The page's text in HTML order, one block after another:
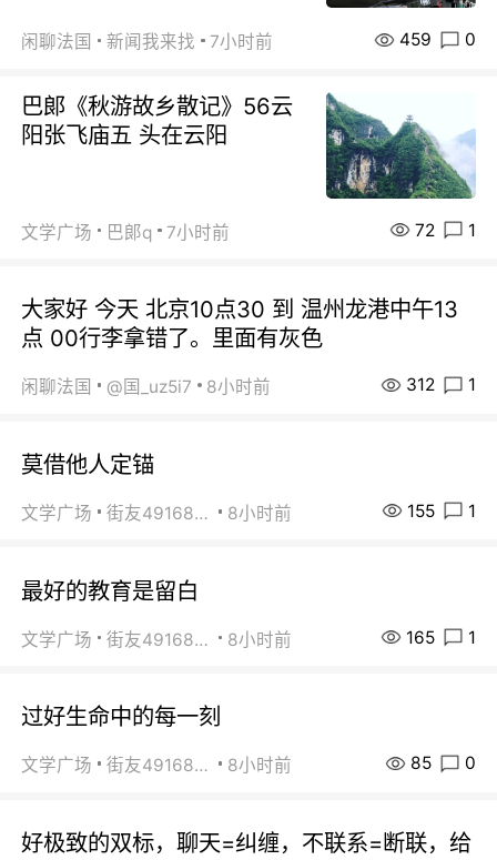
闲聊法国 新闻我来找 7小时前 459 0
巴郞《秋游故乡散记》56云
阳张飞庙五 头在云阳
文学广场 巴郞q 7小时前 72 1
大家好 今天 北京10点30 到 温州龙港中午13
点 00行李拿错了。里面有灰色
闲聊法国 @国_uz5i7 8小时前 312 1
莫借他人定锚
文学广场 街友49168527 8小时前 155 1
最好的教育是留白
文学广场 街友49168527 8小时前 165 1
过好生命中的每一刻
文学广场 街友49168527 8小时前 85 0
好极致的双标，聊天=纠缠，不联系=断联，给